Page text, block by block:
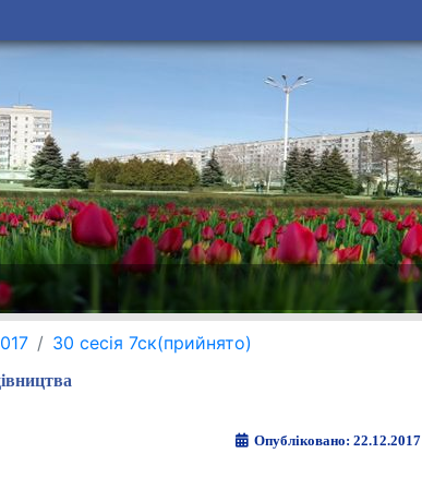
30 сесія 7ск(прийнято)
Опубліковано: 22.12.2017